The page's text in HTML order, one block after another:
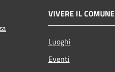
VIVERE IL COMUNE
Luoghi
Eventi